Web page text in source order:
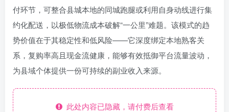
付环节，可整合县城本地的同城跑腿或利用自身动线进行集
约化配送，以极低物流成本破解“一公里”难题。该模式的趋
势价值在于其稳定性和低风险——它深度绑定本地熟客关
系，复购率高且现金流健康，能够有效抵御平台流量波动，
为县域个体提供一份可持续的副业收入来源。
此处内容已隐藏，请付费后查看